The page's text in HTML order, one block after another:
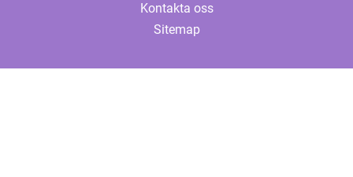
Kontakta oss
Sitemap